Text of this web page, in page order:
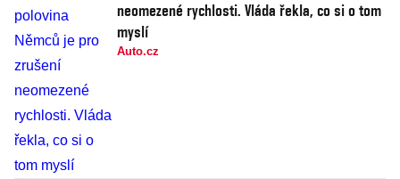
neomezené rychlosti. Vláda řekla, co si o tom
myslí
Auto.cz